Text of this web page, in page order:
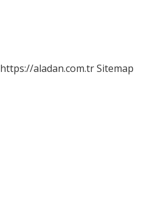
https://aladan.com.trSitemap